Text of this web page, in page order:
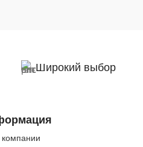
Широкий выбор